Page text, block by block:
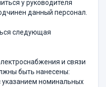
у руководителя
данный персонал.
следующая
и связи
быть нанесены:
указанием номинальных